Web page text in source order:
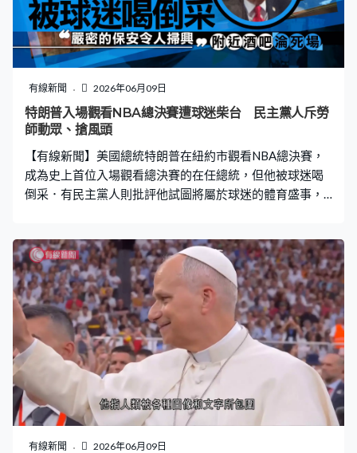
維護體育中立與公平原則，確保各國球迷的平等權益。 伊
朗最新的指控，令更多政治陰霾籠罩世界盃。伊朗國足成
員周日抵達墨西哥時，已作出政治表態，他們胸前佩戴著
金色的「168」胸針，悼念今年2月伊朗南部一間女子小學
被導彈空襲的168名罹難者，據報行動是美軍所為。伊朗
國足由墨西哥軍警車隊護送，有不少球迷守候，他們手持
國旗又高舉橫額，向愛隊表達支持。 伊朗隊原定計劃在亞
令伊朗國足只能轉至墨西哥備戰。
有線新聞 2026年06月09日
特朗普入場觀看NBA總決賽遭球迷柴台 民主黨人斥勞
師動眾、搶風頭
【有線新聞】美國總統特朗普在紐約市觀看NBA總決賽，
成為史上首位入場觀看總決賽的在任總統，但他被球迷喝
倒采．有民主黨人則批評他試圖將屬於球迷的體育盛事，
束伊朗戰事的標語牌，當中更寫上「特朗普，地獄見」字
句。在被譽為「籃球聖地」的紐約市這日人頭湧湧，他們
均是為了見證NBA紐約人在主場麥迪遜廣場花園對戰馬刺
的總決賽第三場賽事，期望重奪已失落53年的總冠軍。 在
紐約發跡、屬紐約人資深球迷的特朗普亦捧場，在設有防
彈玻璃的包廂觀戰，但他在國歌演奏期間被現場球迷報以
噓聲。他同時被人拍攝到疑似睡覺的一幕。 因應特朗普出
席賽事，當局嚴陣以待，紐約市部署數千名警員，特勤局
則出動數百人，所有入場者須通過金屬探測器檢查，紐約
人建議球迷提早兩小時進場，大排長龍下有人變得鼓譟。
很多酒吧的生意因路障受影響，由原本預期的「旺場」變
有線新聞 2026年06月09日